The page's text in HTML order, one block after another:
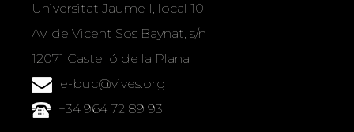
Universitat Jaume I, local 10
Av. de Vicent Sos Baynat, s/n
12071 Castelló de la Plana
e-buc@vives.org
+34 964 72 89 93